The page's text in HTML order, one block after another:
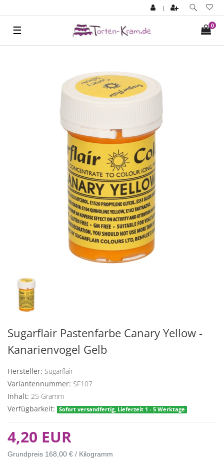
|
0
☰
Sugarflair Pastenfarbe Canary Yellow -
Kanarienvogel Gelb
Hersteller: Sugarflair
Variantennummer: SF107
Inhalt: 25 Gramm
Verfügbarkeit:
Sofort versandfertig, Lieferzeit 1 - 5 Werktage
4,20 EUR
Grundpreis 168,00 € / Kilogramm